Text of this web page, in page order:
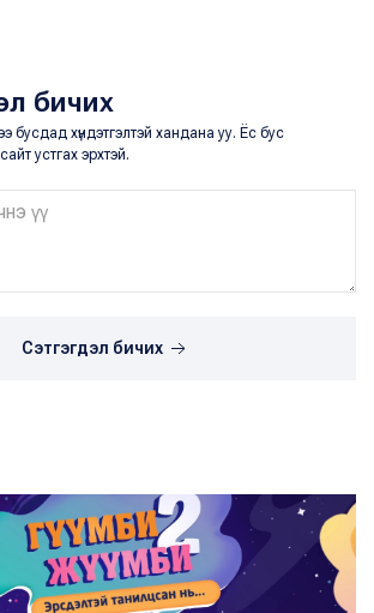
бичих
бусдад хүндэтгэлтэй хандана уу. Ёс бус
устгах эрхтэй.
Сэтгэгдэл бичих